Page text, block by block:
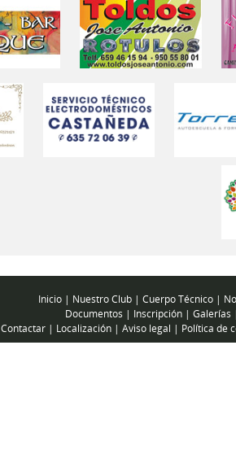
Inicio | Nuestro Club | Cuerpo Técnico |
Documentos | Inscripción | Galerías
Contactar | Localización | Aviso legal | Política de